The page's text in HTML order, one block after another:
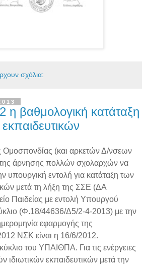
σχόλια:
βαθμολογική κατάταξη
Ομοσπονδίας (και αρκετών Δ/νσεων
άρνησης πολλών σχολαρχών να
υπουργική εντολή για κατάταξη των
μετά τη λήξη της ΣΣΕ (ΔΑ
Παιδείας με εντολή Υπουργού
(Φ.18/44636/Δ5/2-4-2013) με την
εφαρμογής της
ΝΣΚ είναι η 16/6/2012.
του ΥΠΑΙΘΠΑ. Για τις ενέργειες
ιδιωτικών εκπαιδευτικών μετά την